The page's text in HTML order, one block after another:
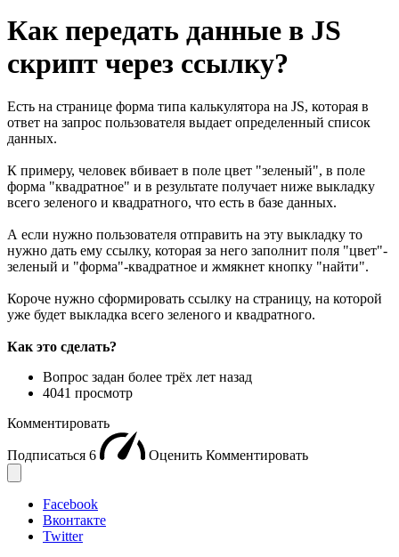
Как передать данные в JS
скрипт через ссылку?
Есть на странице форма типа калькулятора на JS, которая в
ответ на запрос пользователя выдает определенный список
данных.
К примеру, человек вбивает в поле цвет "зеленый", в поле
форма "квадратное" и в результате получает ниже выкладку
всего зеленого и квадратного, что есть в базе данных.
А если нужно пользователя отправить на эту выкладку то
нужно дать ему ссылку, которая за него заполнит поля "цвет"-
зеленый и "форма"-квадратное и жмякнет кнопку "найти".
Короче нужно сформировать ссылку на страницу, на которой
уже будет выкладка всего зеленого и квадратного.
Как это сделать?
Вопрос задан более трёх лет назад
4041 просмотр
Комментировать
Подписаться 6 Оценить Комментировать
Facebook
Вконтакте
Twitter